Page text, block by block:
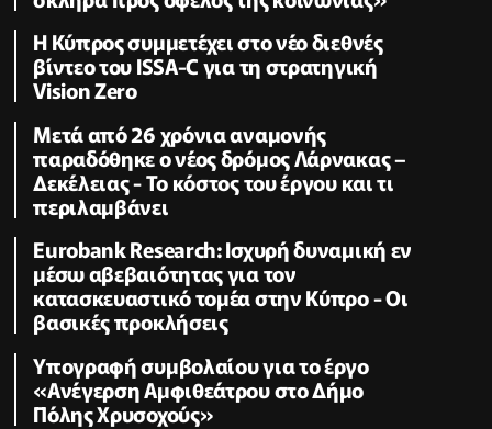
Η Κύπρος συμμετέχει στο νέο διεθνές
βίντεο του ISSA-C για τη στρατηγική
Vision Zero
Μετά από 26 χρόνια αναμονής
παραδόθηκε ο νέος δρόμος Λάρνακας –
Δεκέλειας - Το κόστος του έργου και τι
περιλαμβάνει
Eurobank Research: Ισχυρή δυναμική εν
μέσω αβεβαιότητας για τον
κατασκευαστικό τομέα στην Κύπρο - Οι
βασικές προκλήσεις
Υπογραφή συμβολαίου για το έργο
«Ανέγερση Αμφιθεάτρου στο Δήμο
Πόλης Χρυσοχούς»